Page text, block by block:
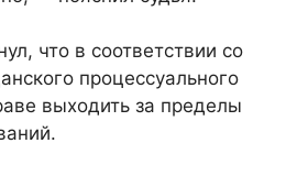
что в соответствии со
процессуального
выходить за пределы